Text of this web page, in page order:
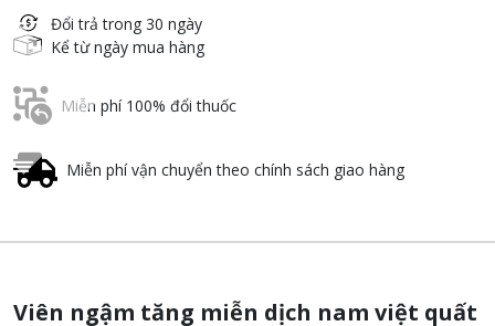
Đổi trả trong 30 ngày
Kể từ ngày mua hàng
Miễn phí 100% đổi thuốc
Miễn phí vận chuyển theo chính sách giao hàng
Viên ngậm tăng miễn dịch nam việt quất